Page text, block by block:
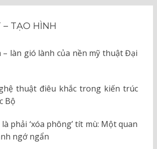
TẠO HÌNH
– làn gió lành của nền mỹ thuật Đại
thuật điêu khắc trong kiến trúc
Bộ
là phải ‘xóa phông’ tít mù: Một quan
ngớ ngẩn